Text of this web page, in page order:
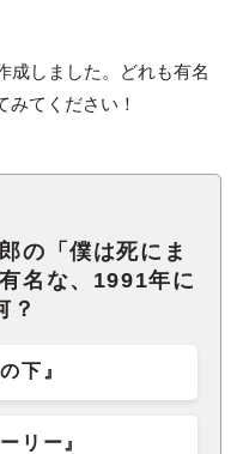
成しました。どれも有名
みてください！
の「僕は死にま
名な、1991年に
？
下』
リー』